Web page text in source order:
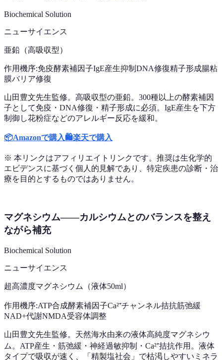
Biochemical Solution
ニューサイエンス
亜鉛（高吸収型）
作用機序:免疫酵素補因子IgE産生抑制 DNA修復精子形成腸粘
膜バリア修復
山田豊文先生監修。高吸収型の亜鉛。300種以上の酵素補因
子として免疫・DNA修復・精子形成に必須。IgE産生を下方
制御し花粉症などのアレルギー反応を緩和。
📦Amazonで購入🛍️楽天で購入
※ 本リンクはアフィリエイトリンクです。推奨は生化学的
エビデンスに基づく個人的見解であり、特定疾患の診断・治
療を目的とするものではありません。
マグネシウム——カルシウムとのバランスを整え
ながら補充
Biochemical Solution
ニューサイエンス
超高濃度マグネシウム（液体50ml）
作用機序:ATP合成酵素補因子Ca²⁺チャンネル拮抗筋弛緩
NAD+代謝NMDA受容体調整
山田豊文先生監修。天然海水由来の液体高純度マグネシウ
ム。ATP産生・筋弛緩・神経過敏抑制・Ca²⁺拮抗作用。液体
タイプで吸収が速く、「精製塩社会」で枯渇しやすいミネラ